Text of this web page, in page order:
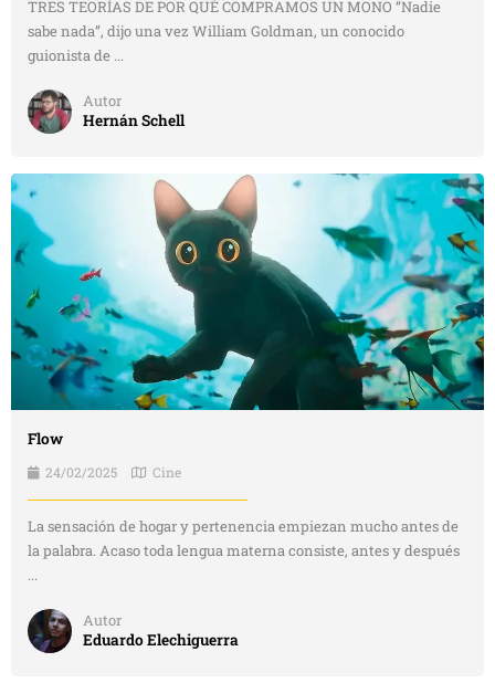
TRES TEORÍAS DE POR QUÉ COMPRAMOS UN MONO “Nadie
sabe nada”, dijo una vez William Goldman, un conocido
guionista de ...
Autor
Hernán Schell
Flow
24/02/2025 Cine
La sensación de hogar y pertenencia empiezan mucho antes de
la palabra. Acaso toda lengua materna consiste, antes y después
...
Autor
Eduardo Elechiguerra